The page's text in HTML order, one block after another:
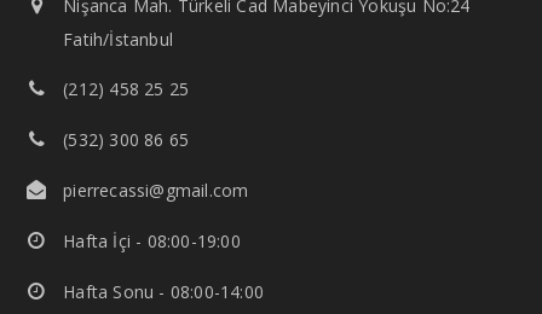
Nişanca Mah. Türkeli Cad Mabeyinci Yokuşu No:24
Fatih/İstanbul
(212) 458 25 25
(532) 300 86 65
pierrecassi@gmail.com
Hafta İçi - 08:00-19:00
Hafta Sonu - 08:00-14:00